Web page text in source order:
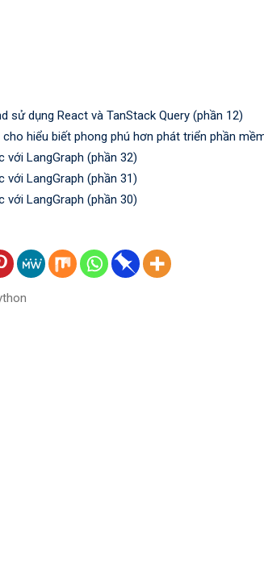
sử dụng React và TanStack Query (phần 12)
hiểu biết phong phú hơn phát triển phần
với LangGraph (phần 32)
với LangGraph (phần 31)
với LangGraph (phần 30)